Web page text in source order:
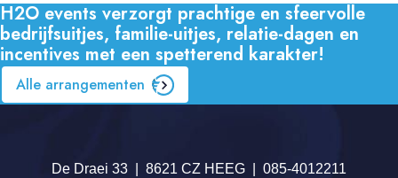
H2O events verzorgt prachtige en sfeervolle
bedrijfsuitjes, familie-uitjes, relatie-dagen en
incentives met een spetterend karakter!
Alle arrangementen
De Draei 33 8621 CZ HEEG 085-4012211